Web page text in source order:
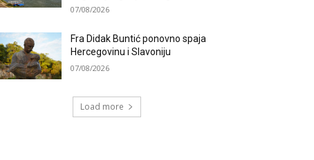
07/08/2026
Fra Didak Buntić ponovno spaja
Hercegovinu i Slavoniju
07/08/2026
Load more